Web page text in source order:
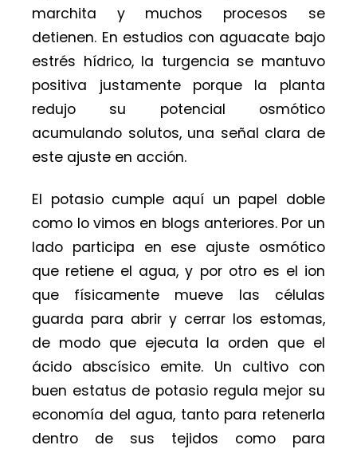
marchita y muchos procesos se
detienen. En estudios con aguacate bajo
estrés hídrico, la turgencia se mantuvo
positiva justamente porque la planta
redujo su potencial osmótico
acumulando solutos, una señal clara de
este ajuste en acción.
El potasio cumple aquí un papel doble
como lo vimos en blogs anteriores. Por un
lado participa en ese ajuste osmótico
que retiene el agua, y por otro es el ion
que físicamente mueve las células
guarda para abrir y cerrar los estomas,
de modo que ejecuta la orden que el
ácido abscísico emite. Un cultivo con
buen estatus de potasio regula mejor su
economía del agua, tanto para retenerla
dentro de sus tejidos como para